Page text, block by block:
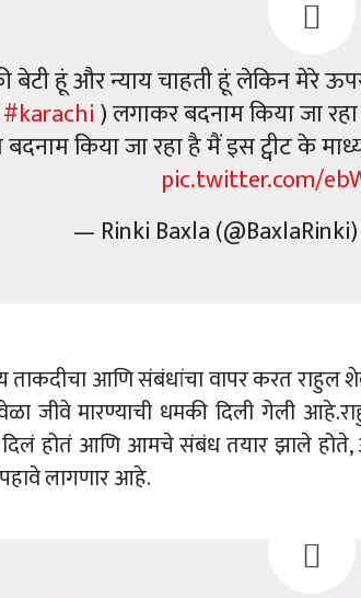
बेटी हूं और न्याय चाहती हूं लेकिन मेरे
#karachi) लगाकर बदनाम किया जा
बदनाम किया जा रहा है मैं इस ट्वीट के
pic.twitter.com/
— Rinki Baxla (@BaxlaRinki)
ताकदीचा आणि संबंधांचा वापर करत राहुल
जीवे मारण्याची धमकी दिली गेली
दिलं होतं आणि आमचे संबंध तयार झाले
लागणार आहे.